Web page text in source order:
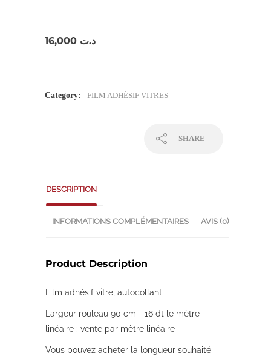
د.ت
Category: FILM ADHÉSIF VITRES
SHARE
DESCRIPTION
INFORMATIONS COMPLÉMENTAIRES AVIS (0)
Product Description
Film adhésif vitre, autocollant
Largeur rouleau 90 cm = 16 dt le mètre
linéaire ; vente par mètre linéaire
Vous pouvez acheter la longueur souhaité